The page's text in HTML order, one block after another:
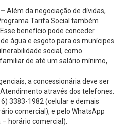
Além da negociação de dívidas,
Tarifa Social também
benefício pode conceder
água e esgoto para os munícipes
social, como
de até um salário mínimo,
a concessionária deve ser
através dos telefones:
3383-1982 (celular e demais
comercial), e pelo WhatsApp
horário comercial).